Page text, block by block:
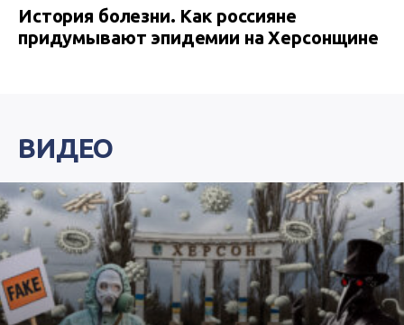
История болезни. Как россияне
придумывают эпидемии на Херсонщине
ВИДЕО